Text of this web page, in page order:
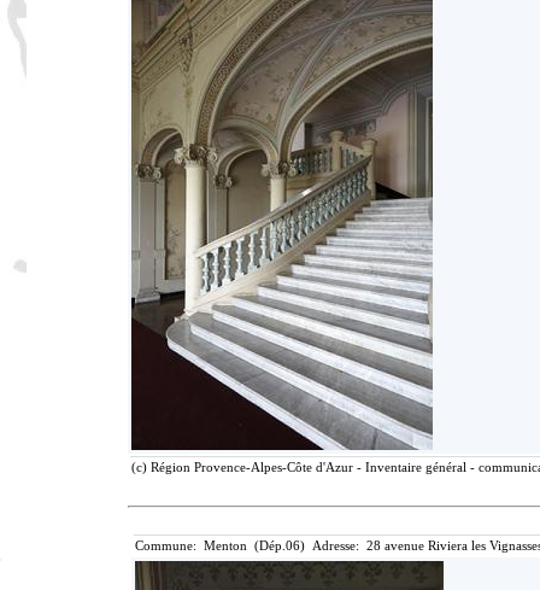
(c) Région Provence-Alpes-Côte d'Azur - Inventaire général -
Commune: Menton (Dép.06) Adresse: 28 avenue Riviera les